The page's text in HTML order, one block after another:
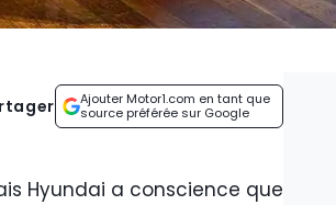
Ajouter Motor1.com en tant que
source préférée sur Google
Hyundai a conscience que